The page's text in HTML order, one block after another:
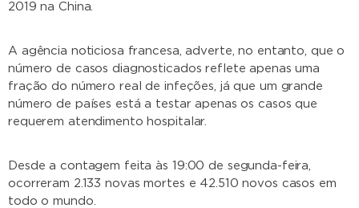
2019 na China.
A agência noticiosa francesa, adverte, no entanto, que o
número de casos diagnosticados reflete apenas uma
fração do número real de infeções, já que um grande
número de países está a testar apenas os casos que
requerem atendimento hospitalar.
Desde a contagem feita às 19:00 de segunda-feira,
ocorreram 2.133 novas mortes e 42.510 novos casos em
todo o mundo.